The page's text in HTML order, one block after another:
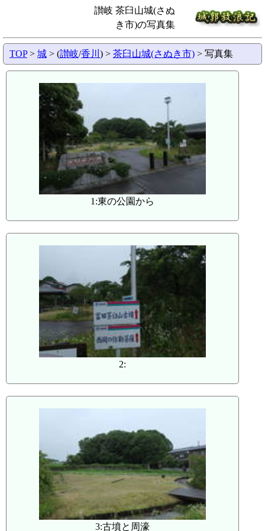
讃岐 茶臼山城(さぬ
き市)の写真集
TOP> 城 > (讃岐/香川 ) > 茶臼山城(さぬき市) > 写真集
1:東の公園から
2:
3:古墳と周濠